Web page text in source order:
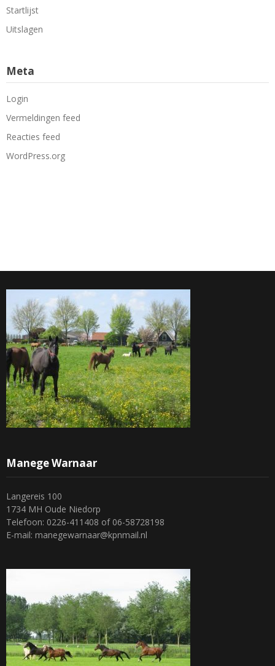
Startlijst
Uitslagen
Meta
Login
Vermeldingen feed
Reacties feed
WordPress.org
Manege Warnaar
Langereis 100
1734 MH Oude Niedorp
Telefoon: 0226-411408 of 06-58728198
E-mail: manegewarnaar@kpnmail.nl